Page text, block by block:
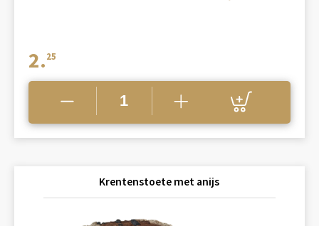
2. 25
Krentenstoete met anijs